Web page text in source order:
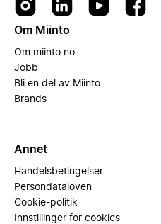
Om Miinto
Om miinto.no
Jobb
Bli en del av Miinto
Brands
Annet
Handelsbetingelser
Persondataloven
Cookie-politik
Innstillinger for cookies